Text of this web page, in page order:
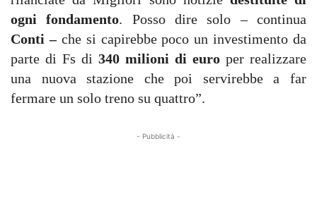
ogni fondamento. Posso dire solo – continua
Conti – che si capirebbe poco un investimento da
parte di Fs di 340 milioni di euro per realizzare
una nuova stazione che poi servirebbe a far
fermare un solo treno su quattro”.
- Pubblicità -